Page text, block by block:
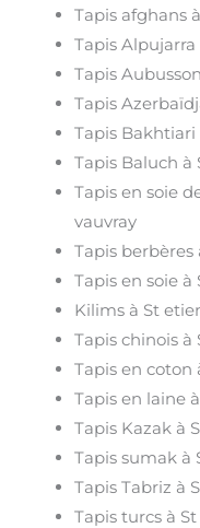
Tapis afghans
Tapis
Tapis
Tapis
Tapis
Tapis Baluch à
Tapis en soie
vauvray
Tapis
Tapis en soie
Kilims à St
Tapis chinois
Tapis en coton
Tapis en laine
Tapis Kazak à
Tapis sumak à
Tapis Tabriz à
Tapis turcs à